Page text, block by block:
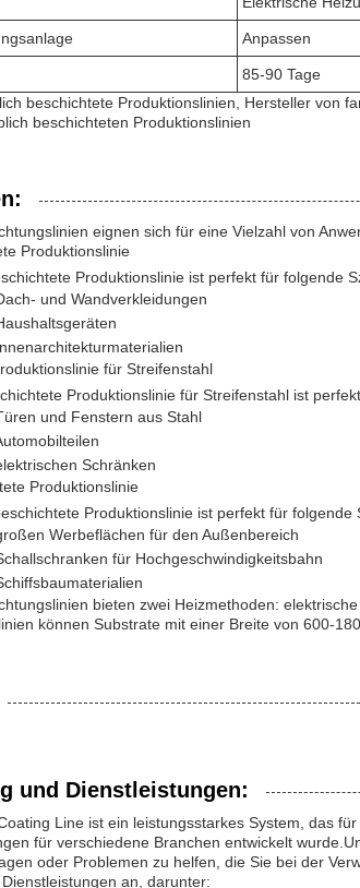
Anpassen
85-90 Tage
beschichtete Produktionslinien, Hersteller von
beschichteten Produktionslinien
eignen sich für eine Vielzahl von
Produktionslinie
Produktionslinie ist perfekt für folgende
und Wandverkleidungen
für Streifenstahl
Produktionslinie für Streifenstahl ist
und Fenstern aus Stahl
Schränken
Produktionslinie
Produktionslinie ist perfekt für folgende
Werbeflächen für den Außenbereich
für Hochgeschwindigkeitsbahn
bieten zwei Heizmethoden:
können Substrate mit einer Breite von 600-
und Dienstleistungen:
Line ist ein leistungsstarkes System, das
für verschiedene Branchen entwickelt
oder Problemen zu helfen, die Sie bei der
an, darunter: